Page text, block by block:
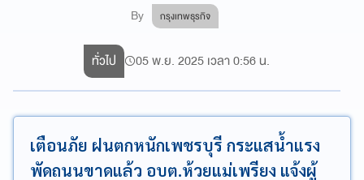
By กรุงเทพธุรกิจ
ทั่วไป 05 พ.ย. 2025 เวลา 0:56 น.
เตือนภัย ฝนตกหนักเพชรบุรี กระแสน้ำแรง
พัดถนนขาดแล้ว อบต.ห้วยแม่เพรียง แจ้งผู้